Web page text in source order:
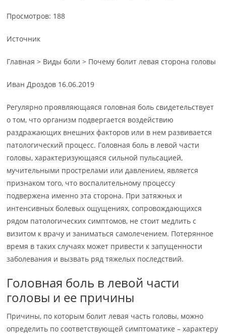
Просмотров: 188
Источник
Главная > Виды боли > Почему болит левая сторона головы
Иван Дроздов 16.06.2019
Регулярно проявляющаяся головная боль свидетельствует
о том, что организм подвергается воздействию
раздражающих внешних факторов или в нем развивается
патологический процесс. Головная боль в левой части
головы, характеризующаяся сильной пульсацией,
мучительными прострелами или давлением, является
признаком того, что воспалительному процессу
подвержена именно эта сторона. При затяжных и
интенсивных болевых ощущениях, сопровождающихся
рядом патологических симптомов, не стоит медлить с
визитом к врачу и заниматься самолечением. Потерянное
время в таких случаях может привести к запущенности
заболевания и вызвать ряд тяжелых последствий.
Головная боль в левой части
головы и ее причины
Причины, по которым болит левая часть головы, можно
определить по соответствующей симптоматике – характеру